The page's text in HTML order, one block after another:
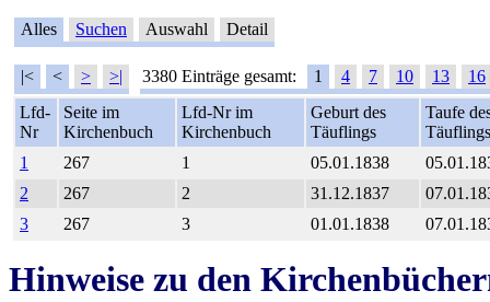
Alles Suchen Auswahl Detail
|< < > >| 3380 Einträge gesamt: 1 4 7 10 13
16
Lfd-
Nr
Seite im
Kirchenbuch
Lfd-Nr im
Kirchenbuch
Geburt des
Täuflings
Taufe
Täuflings
1
267 1 05.01.1838
2
267 2 31.12.1837
3
267 3 01.01.1838
Hinweise zu den